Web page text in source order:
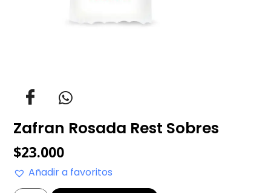
Zafran Rosada Rest Sobres
$23.000
Añadir a favoritos